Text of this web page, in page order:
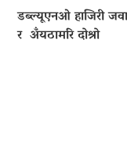
डब्ल्यूएनओ हाजिरी
र अँयठामरि दोश्रो